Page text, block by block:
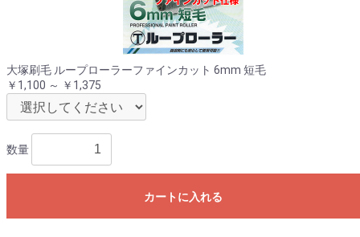
大塚刷毛 ループローラーファインカット 6mm 短毛
￥1,100 ～ ￥1,375
数量
カートに入れる
お買い物を続ける カートへ進む